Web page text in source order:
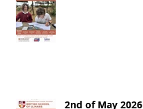
2nd of May 2026